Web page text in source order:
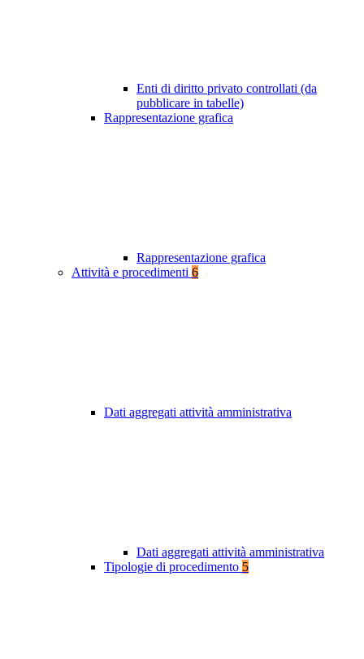
Enti di diritto privato controllati (da
pubblicare in tabelle)
Rappresentazione grafica
Rappresentazione grafica
Attività e procedimenti 6
Dati aggregati attività amministrativa
Dati aggregati attività amministrativa
Tipologie di procedimento 5